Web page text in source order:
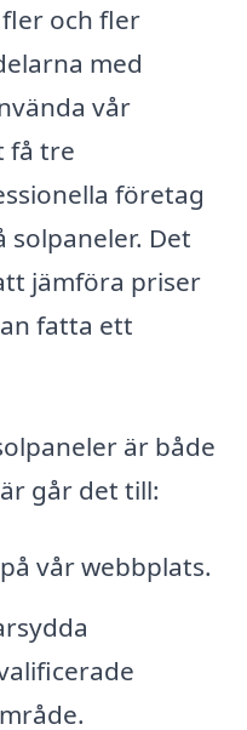
och fler
med
vår
få tre
företag
solpaneler. Det
jämföra priser
fatta ett
är både
går det till:
vår webbplats.